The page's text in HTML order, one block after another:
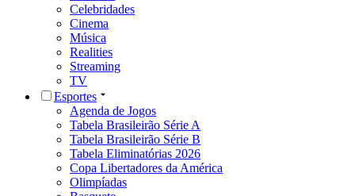
Celebridades
Cinema
Música
Realities
Streaming
TV
Esportes
Agenda de Jogos
Tabela Brasileirão Série A
Tabela Brasileirão Série B
Tabela Eliminatórias 2026
Copa Libertadores da América
Olimpíadas